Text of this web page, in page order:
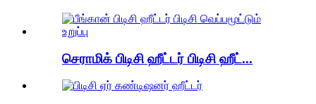
செராமிக் பிடிசி ஹீட்டர் பிடிசி ஹீட்...